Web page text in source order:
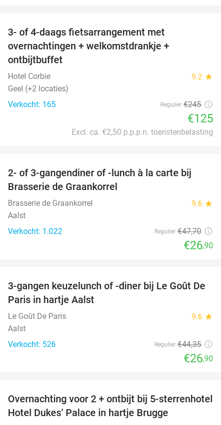
3- of 4-daags fietsarrangement met
overnachtingen + welkomstdrankje +
ontbijtbuffet
Hotel Corbie 9.2 star
Geel (+2 locaties)
Verkocht: 165
Regulier €245
€125
Excl. ca. €2,50 p.p.p.n. toeristenbelasting
44%
2- of 3-gangendiner of -lunch à la carte bij
Brasserie de Graankorrel
Brasserie de Graankorrel 9.6 star
Aalst
Verkocht: 1.022
Regulier €47,70
€26,90
39%
3-gangen keuzelunch of -diner bij Le Goût De
Paris in hartje Aalst
Le Goût De Paris 9.6 star
Aalst
Verkocht: 526
Regulier €44,35
€26,90
48%
Overnachting voor 2 + ontbijt bij 5-sterrenhotel
Hotel Dukes’ Palace in hartje Brugge